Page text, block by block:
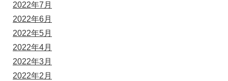
2022年7月
2022年6月
2022年5月
2022年4月
2022年3月
2022年2月